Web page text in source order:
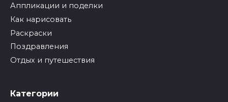
Аппликации и поделки
Как нарисовать
Раскраски
Поздравления
Отдых и путешествия
Категории